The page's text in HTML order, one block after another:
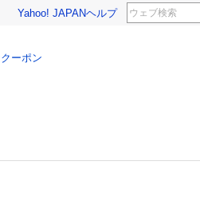
Yahoo! JAPANヘルプ
ーポン